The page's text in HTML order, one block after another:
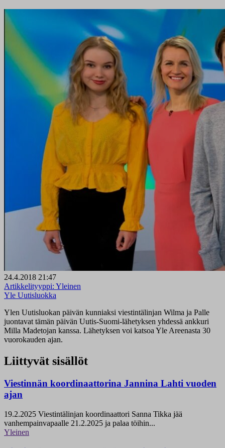
24.4.2018 21:47
Artikkelityyppi: Yleinen
Yle Uutisluokka
Ylen Uutisluokan päivän kunniaksi viestintälinjan Wilma ja Palle
juontavat tämän päivän Uutis-Suomi-lähetyksen yhdessä ankkuri
Milla Madetojan kanssa. Lähetyksen voi katsoa Yle Areenasta 30
vuorokauden ajan.
Liittyvät sisällöt
Viestinnän koordinaattorina Jannina Lahti vuoden
ajan
19.2.2025 Viestintälinjan koordinaattori Sanna Tikka jää
vanhempainvapaalle 21.2.2025 ja palaa töihin...
Yleinen